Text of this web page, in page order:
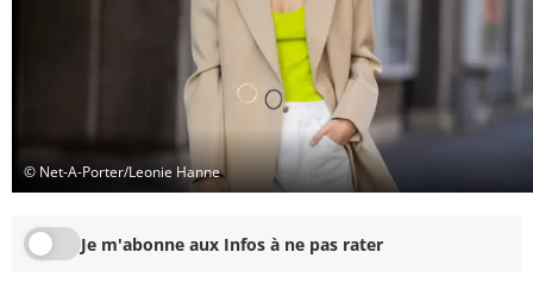
© Net-A-Porter/Leonie Hanne
Je m'abonne aux Infos à ne pas rater